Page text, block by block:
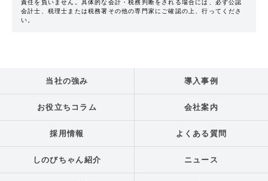
責任を負いません。具体的な会計・税務判断をされる場合には、必ず公認
会計士、税理士または税務署その他の専門家にご確認の上、行ってくださ
い。
当社の強み 導入事例
お役立ちコラム 会社案内
採用情報 よくある質問
しのびちゃん紹介 ニュース